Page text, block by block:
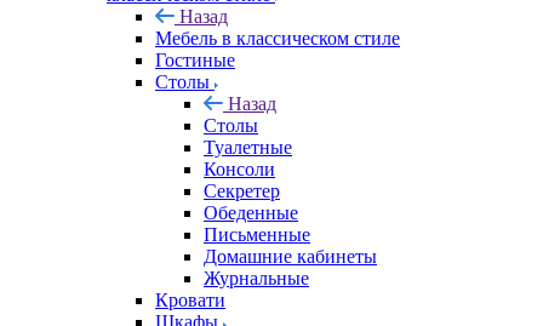
Назад
Мебель в классическом стиле
Гостиные
Столы
Назад
Столы
Туалетные
Консоли
Секретер
Обеденные
Письменные
Домашние кабинеты
Журнальные
Кровати
Шкафы